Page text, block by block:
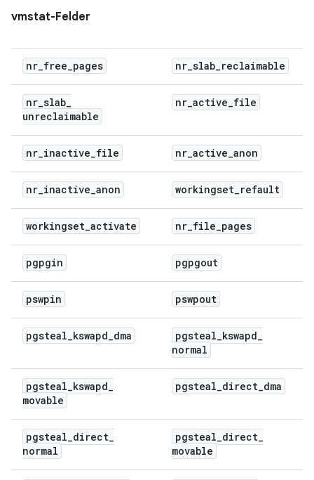
vmstat-Felder
nr_free_pages nr_slab_reclaimable
nr_slab_
unreclaimable
nr_active_file
nr_inactive_file nr_active_anon
nr_inactive_anon workingset_refault
workingset_activate nr_file_pages
pgpgin pgpgout
pswpin pswpout
pgsteal_kswapd_dma pgsteal_kswapd_
normal
pgsteal_kswapd_
movable
pgsteal_direct_dma
pgsteal_direct_
normal
pgsteal_direct_
movable